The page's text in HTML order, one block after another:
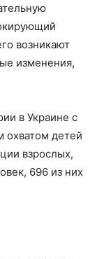
возникают
изменения,
в Украине с
охватом детей
взрослых,
696 из них